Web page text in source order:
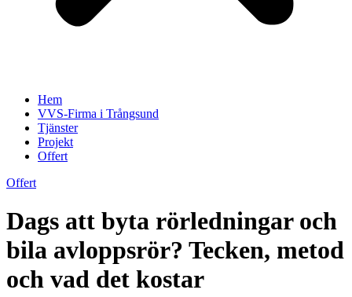
Hem
VVS-Firma i Trångsund
Tjänster
Projekt
Offert
Offert
Dags att byta rörledningar och
bila avloppsrör? Tecken, metod
och vad det kostar